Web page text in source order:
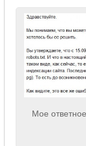
Мое